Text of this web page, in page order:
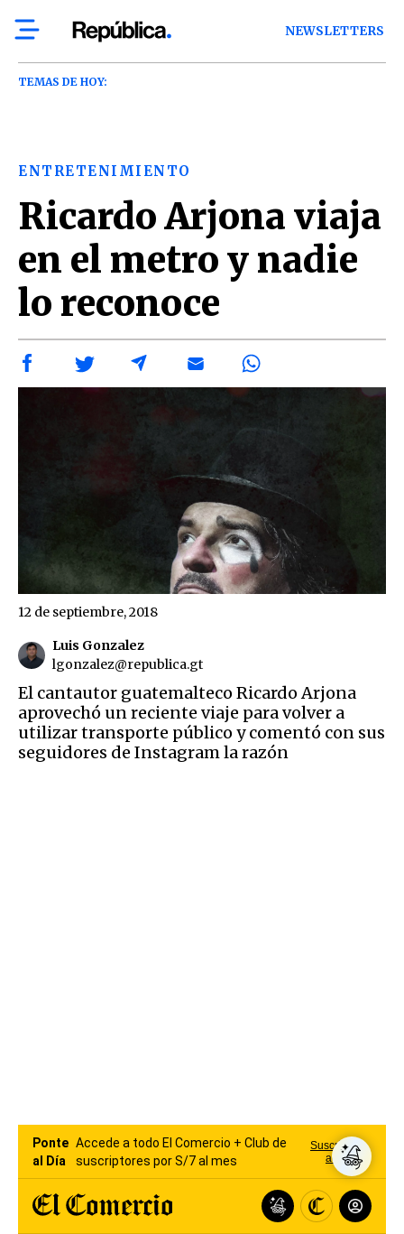
NEWSLETTERS
TEMAS DE HOY:
ENTRETENIMIENTO
Ricardo Arjona viaja
en el metro y nadie
lo reconoce
Luis Gonzalez
lgonzalez@republica.gt
12 de septiembre, 2018
El cantautor guatemalteco Ricardo Arjona
aprovechó un reciente viaje para volver a
utilizar transporte público y comentó con sus
seguidores de Instagram la razón